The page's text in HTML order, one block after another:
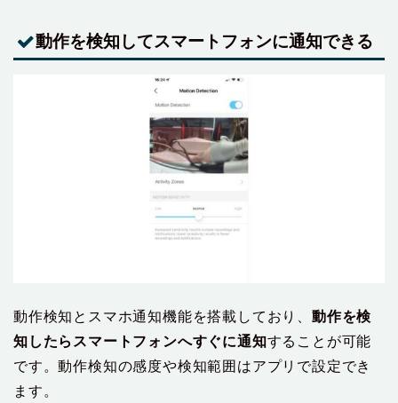
動作を検知してスマートフォンに通知できる
動作検知とスマホ通知機能を搭載しており、 動作を検
知したらスマートフォンへすぐに通知することが可能
です。動作検知の感度や検知範囲はアプリで設定でき
ます。